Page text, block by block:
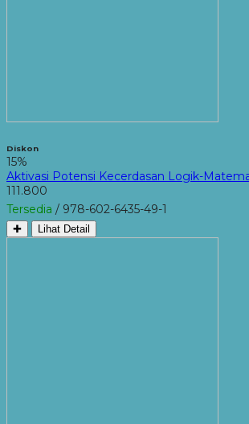
Diskon
15%
Aktivasi Potensi Kecerdasan Logik-
111.800
Tersedia / 978-602-6435-49-1
✚ Lihat Detail